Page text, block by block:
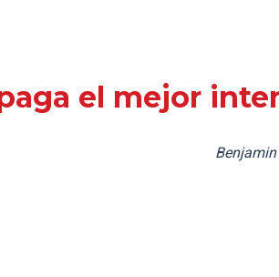
el mejor